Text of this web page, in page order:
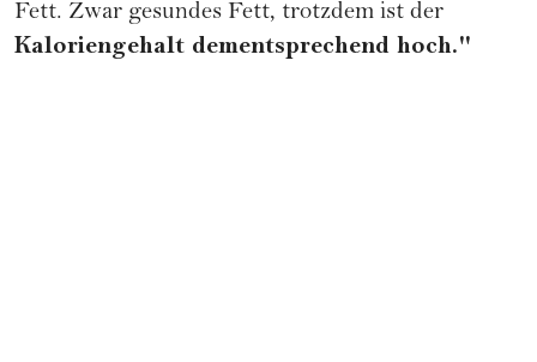
Fett. Zwar gesundes Fett, trotzdem ist der
Kaloriengehalt dementsprechend hoch."